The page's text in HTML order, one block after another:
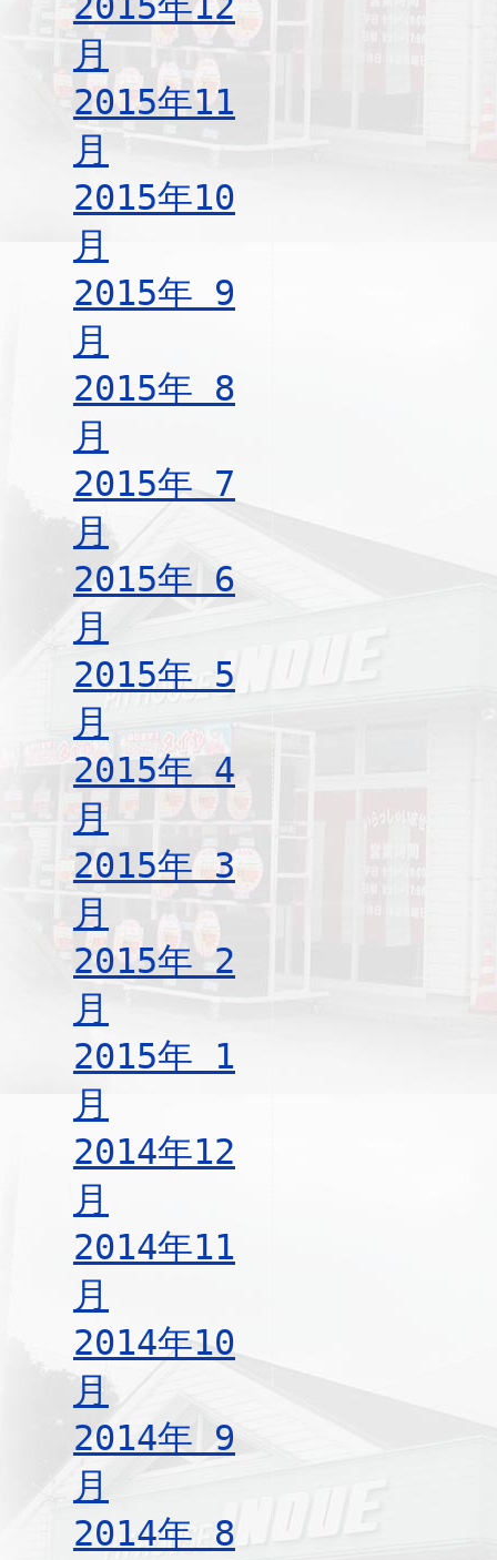
月
2015年11
月
2015年10
月
2015年 9
月
2015年 8
月
2015年 7
月
2015年 6
月
2015年 5
月
2015年 4
月
2015年 3
月
2015年 2
月
2015年 1
月
2014年12
月
2014年11
月
2014年10
月
2014年 9
月
2014年 8